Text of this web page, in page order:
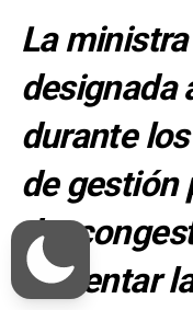
La
designada
durante
de gestión
enfrentar